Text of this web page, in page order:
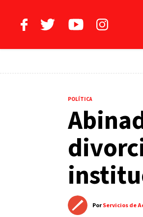
POLÍTICA
PorServicios de